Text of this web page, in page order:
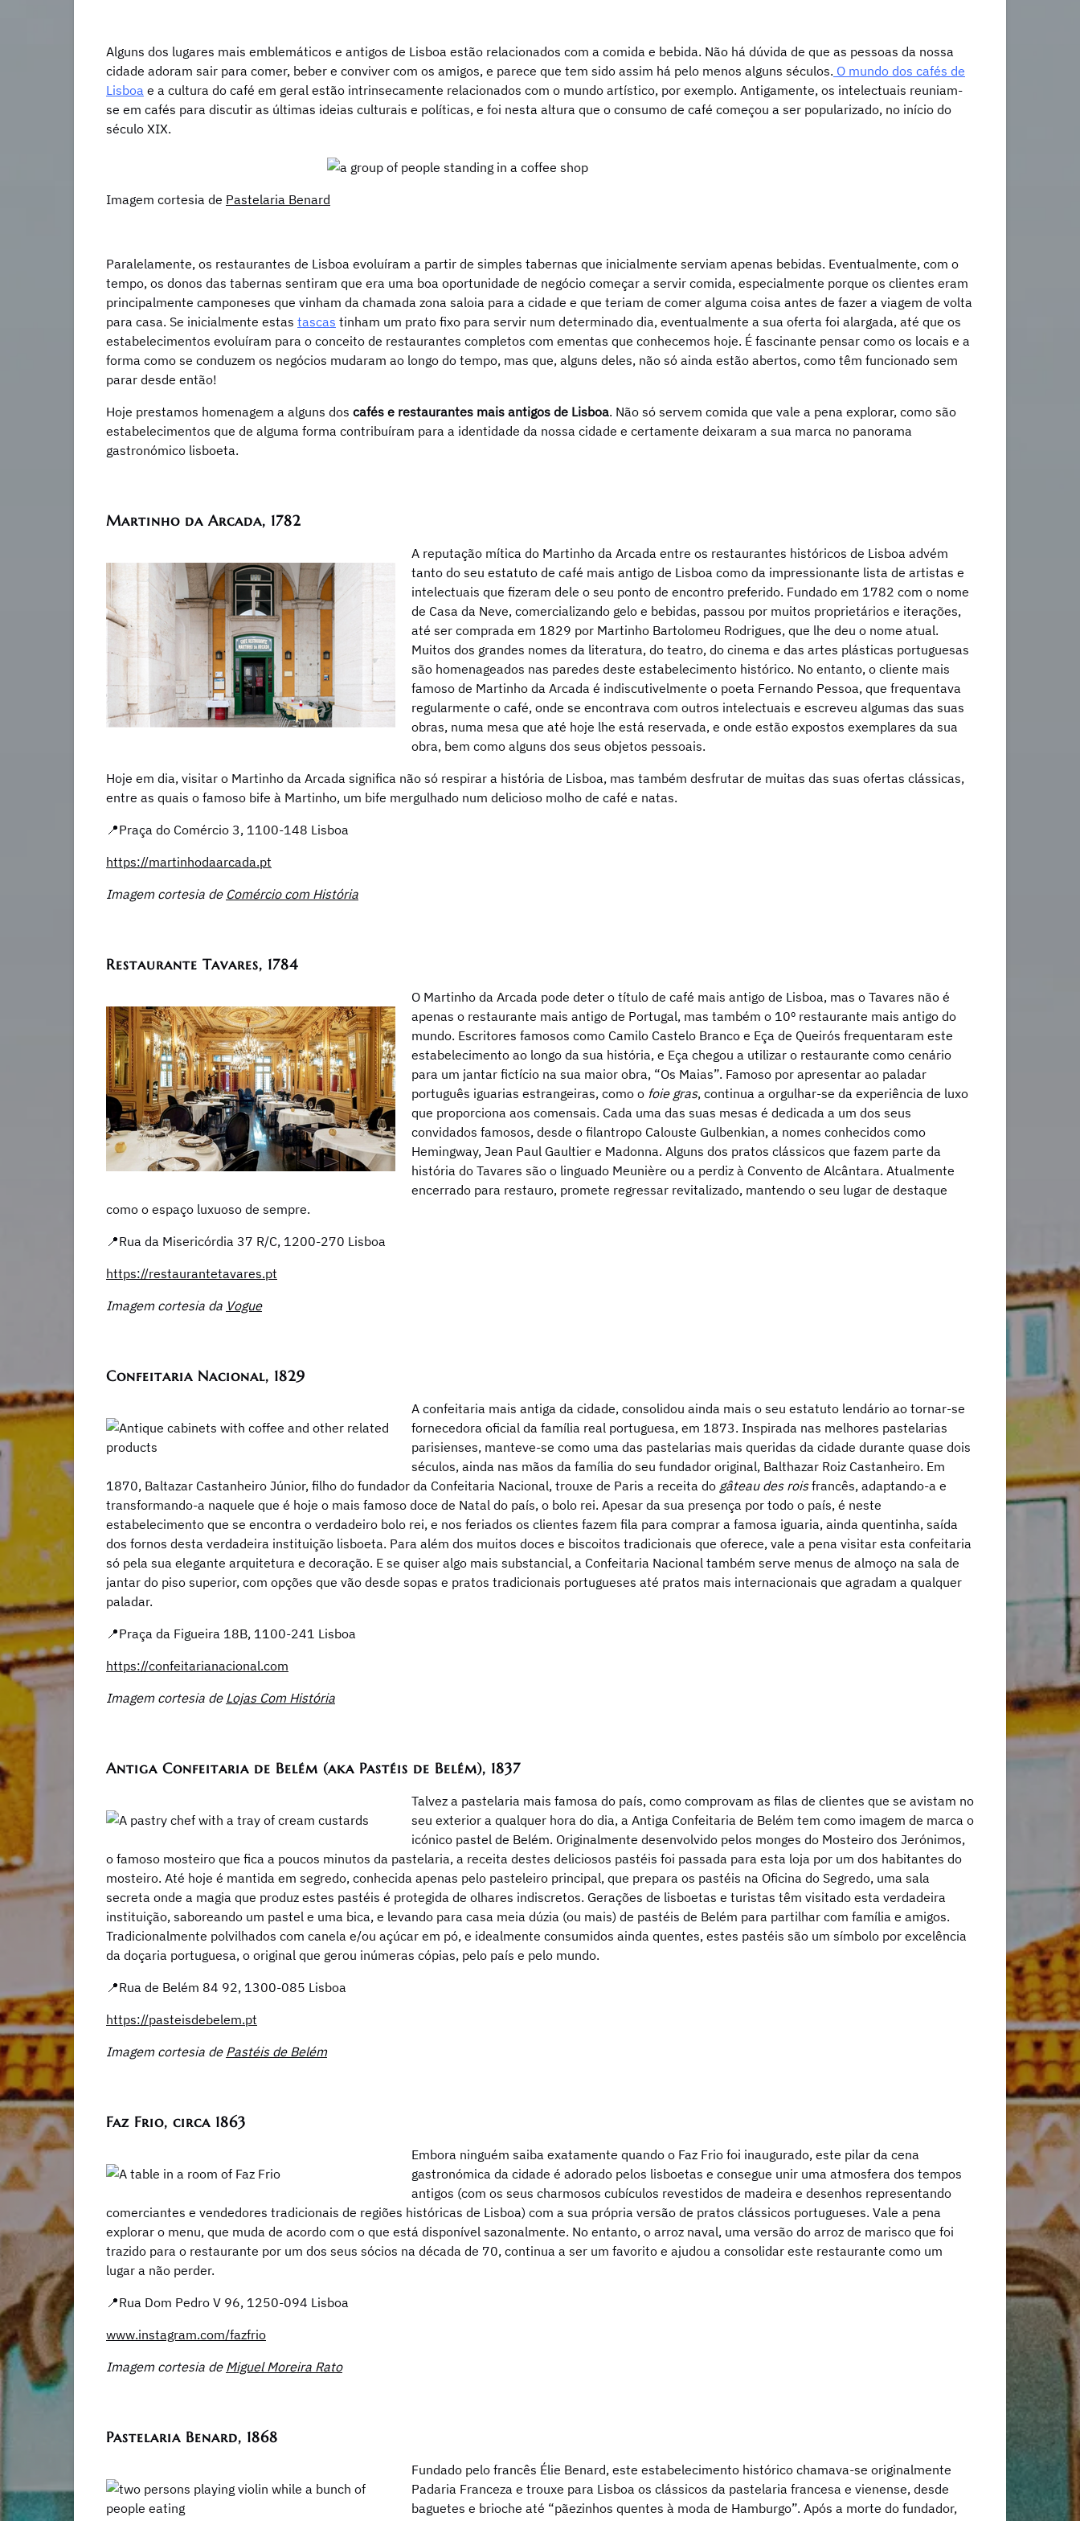
Alguns dos lugares mais emblemáticos e antigos de Lisboa estão relacionados com a comida e bebida. Não há dúvida de que as pessoas da nossa
cidade adoram sair para comer, beber e conviver com os amigos, e parece que tem sido assim há pelo menos alguns séculos. O mundo dos cafés de
Lisboa e a cultura do café em geral estão intrinsecamente relacionados com o mundo artístico, por exemplo. Antigamente, os intelectuais reuniam-
se em cafés para discutir as últimas ideias culturais e políticas, e foi nesta altura que o consumo de café começou a ser popularizado, no início do
século XIX.
Imagem cortesia de Pastelaria Benard
Paralelamente, os restaurantes de Lisboa evoluíram a partir de simples tabernas que inicialmente serviam apenas bebidas. Eventualmente, com o
tempo, os donos das tabernas sentiram que era uma boa oportunidade de negócio começar a servir comida, especialmente porque os clientes eram
principalmente camponeses que vinham da chamada zona saloia para a cidade e que teriam de comer alguma coisa antes de fazer a viagem de volta
para casa. Se inicialmente estas tascas tinham um prato fixo para servir num determinado dia, eventualmente a sua oferta foi alargada, até que os
estabelecimentos evoluíram para o conceito de restaurantes completos com ementas que conhecemos hoje. É fascinante pensar como os locais e a
forma como se conduzem os negócios mudaram ao longo do tempo, mas que, alguns deles, não só ainda estão abertos, como têm funcionado sem
parar desde então!
Hoje prestamos homenagem a alguns dos cafés e restaurantes mais antigos de Lisboa. Não só servem comida que vale a pena explorar, como são
estabelecimentos que de alguma forma contribuíram para a identidade da nossa cidade e certamente deixaram a sua marca no panorama
gastronómico lisboeta.
Martinho da Arcada, 1782
A reputação mítica do Martinho da Arcada entre os restaurantes históricos de Lisboa advém
tanto do seu estatuto de café mais antigo de Lisboa como da impressionante lista de artistas e
intelectuais que fizeram dele o seu ponto de encontro preferido. Fundado em 1782 com o nome
de Casa da Neve, comercializando gelo e bebidas, passou por muitos proprietários e iterações,
até ser comprada em 1829 por Martinho Bartolomeu Rodrigues, que lhe deu o nome atual.
Muitos dos grandes nomes da literatura, do teatro, do cinema e das artes plásticas portuguesas
são homenageados nas paredes deste estabelecimento histórico. No entanto, o cliente mais
famoso de Martinho da Arcada é indiscutivelmente o poeta Fernando Pessoa, que frequentava
regularmente o café, onde se encontrava com outros intelectuais e escreveu algumas das suas
obras, numa mesa que até hoje lhe está reservada, e onde estão expostos exemplares da sua
obra, bem como alguns dos seus objetos pessoais.
Hoje em dia, visitar o Martinho da Arcada significa não só respirar a história de Lisboa, mas também desfrutar de muitas das suas ofertas clássicas,
entre as quais o famoso bife à Martinho, um bife mergulhado num delicioso molho de café e natas.
📍Praça do Comércio 3, 1100-148 Lisboa
https://martinhodaarcada.pt
Imagem cortesia de ​Comércio com História
Restaurante Tavares, 1784
O Martinho da Arcada pode deter o título de café mais antigo de Lisboa, mas o Tavares não é
apenas o restaurante mais antigo de Portugal, mas também o 10º restaurante mais antigo do
mundo. Escritores famosos como Camilo Castelo Branco e Eça de Queirós frequentaram este
estabelecimento ao longo da sua história, e Eça chegou a utilizar o restaurante como cenário
para um jantar fictício na sua maior obra, “Os Maias”. Famoso por apresentar ao paladar
português iguarias estrangeiras, como o foie gras, continua a orgulhar-se da experiência de luxo
que proporciona aos comensais. Cada uma das suas mesas é dedicada a um dos seus
convidados famosos, desde o filantropo Calouste Gulbenkian, a nomes conhecidos como
Hemingway, Jean Paul Gaultier e Madonna. Alguns dos pratos clássicos que fazem parte da
história do Tavares são o linguado Meunière ou a perdiz à Convento de Alcântara. Atualmente
encerrado para restauro, promete regressar revitalizado, mantendo o seu lugar de destaque
como o espaço luxuoso de sempre.
📍Rua da Misericórdia 37 R/C, 1200-270 Lisboa
https://restaurantetavares.pt
Imagem cortesia da Vogue
Confeitaria Nacional, 1829
A confeitaria mais antiga da cidade, consolidou ainda mais o seu estatuto lendário ao tornar-se
fornecedora oficial da família real portuguesa, em 1873. Inspirada nas melhores pastelarias
parisienses, manteve-se como uma das pastelarias mais queridas da cidade durante quase dois
séculos, ainda nas mãos da família do seu fundador original, Balthazar Roiz Castanheiro. Em
1870, Baltazar Castanheiro Júnior, filho do fundador da Confeitaria Nacional, trouxe de Paris a receita do gâteau des roisfrancês, adaptando-a e
transformando-a naquele que é hoje o mais famoso doce de Natal do país, o bolo rei. Apesar da sua presença por todo o país, é neste
estabelecimento que se encontra o verdadeiro bolo rei, e nos feriados os clientes fazem fila para comprar a famosa iguaria, ainda quentinha, saída
dos fornos desta verdadeira instituição lisboeta. Para além dos muitos doces e biscoitos tradicionais que oferece, vale a pena visitar esta confeitaria
só pela sua elegante arquitetura e decoração. E se quiser algo mais substancial, a Confeitaria Nacional também serve menus de almoço na sala de
jantar do piso superior, com opções que vão desde sopas e pratos tradicionais portugueses até pratos mais internacionais que agradam a qualquer
paladar.
📍Praça da Figueira 18B, 1100-241 Lisboa
https://confeitarianacional.com
Imagem cortesia de Lojas Com História
Antiga Confeitaria de Belém (aka Pastéis de Belém), 1837
Talvez a pastelaria mais famosa do país, como comprovam as filas de clientes que se avistam no
seu exterior a qualquer hora do dia, a Antiga Confeitaria de Belém tem como imagem de marca o
icónico pastel de Belém. Originalmente desenvolvido pelos monges do Mosteiro dos Jerónimos,
o famoso mosteiro que fica a poucos minutos da pastelaria, a receita destes deliciosos pastéis foi passada para esta loja por um dos habitantes do
mosteiro. Até hoje é mantida em segredo, conhecida apenas pelo pasteleiro principal, que prepara os pastéis na Oficina do Segredo, uma sala
secreta onde a magia que produz estes pastéis é protegida de olhares indiscretos. Gerações de lisboetas e turistas têm visitado esta verdadeira
instituição, saboreando um pastel e uma bica, e levando para casa meia dúzia (ou mais) de pastéis de Belém para partilhar com família e amigos.
Tradicionalmente polvilhados com canela e/ou açúcar em pó, e idealmente consumidos ainda quentes, estes pastéis são um símbolo por excelência
da doçaria portuguesa, o original que gerou inúmeras cópias, pelo país e pelo mundo.
📍Rua de Belém 84 92, 1300-085 Lisboa
https://pasteisdebelem.pt
Imagem cortesia de Pastéis de Belém
Faz Frio, circa 1863
Embora ninguém saiba exatamente quando o Faz Frio foi inaugurado, este pilar da cena
gastronómica da cidade é adorado pelos lisboetas e consegue unir uma atmosfera dos tempos
antigos (com os seus charmosos cubículos revestidos de madeira e desenhos representando
comerciantes e vendedores tradicionais de regiões históricas de Lisboa) com a sua própria versão de pratos clássicos portugueses. Vale a pena
explorar o menu, que muda de acordo com o que está disponível sazonalmente. No entanto, o arroz naval, uma versão do arroz de marisco que foi
trazido para o restaurante por um dos seus sócios na década de 70, continua a ser um favorito e ajudou a consolidar este restaurante como um
lugar a não perder.
📍Rua Dom Pedro V 96, 1250-094 Lisboa
www.instagram.com/fazfrio
Imagem cortesia de Miguel Moreira Rato
Pastelaria Benard, 1868
Fundado pelo francês Élie Benard, este estabelecimento histórico chamava-se originalmente
Padaria Franceza e trouxe para Lisboa os clássicos da pastelaria francesa e vienense, desde
baguetes e brioche até “pãezinhos quentes à moda de Hamburgo”. Após a morte do fundador,